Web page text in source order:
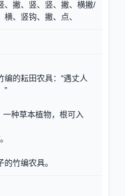
、撇、竖、竖、撇、横撇/
横、竖钩、撇、点、
编的耘田农具：“遇丈人
”
一种草本植物，根可入
的竹编农具。